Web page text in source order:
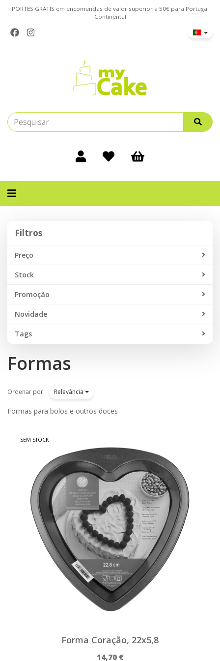
PORTES GRATIS em encomendas de valor superior a 50€ para Portugal
Continental
Alternar
Filtros
Preço
Stock
Promoção
Novidade
Tags
Formas
Ordenar por Relevância
Formas para bolos e outros doces
SEM STOCK
Forma Coração, 22x5,8
14,70 €